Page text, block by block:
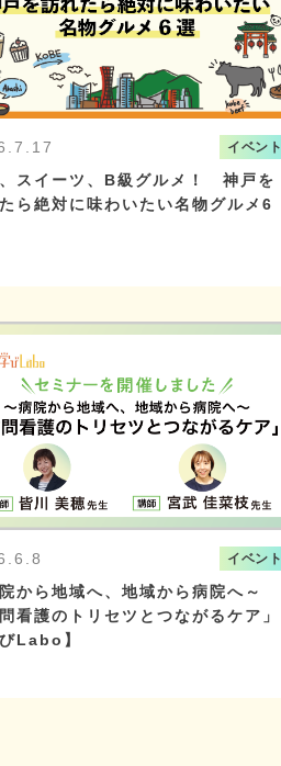
イベント
スイーツ、B級グルメ！ 神戸を
ら絶対に味わいたい名物グルメ6
イベント
から地域へ、地域から病院へ～
問看護のトリセツとつながるケア」
びLabo】